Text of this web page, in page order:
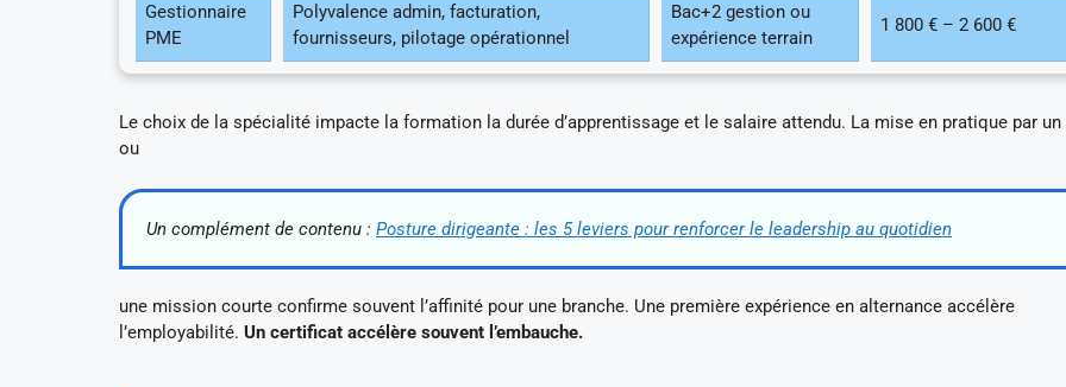
Gestionnaire
PME
Polyvalence admin, facturation,
fournisseurs, pilotage opérationnel
Bac+2 gestion ou
expérience terrain
1 800 € – 2 600 €
Le choix de la spécialité impacte la formation la durée d’apprentissage et le salaire attendu. La mise en pratique par un
ou
Un complément de contenu : Posture dirigeante : les 5 leviers pour renforcer le leadership au quotidien
une mission courte confirme souvent l’affinité pour une branche. Une première expérience en alternance accélère
l’employabilité. Un certificat accélère souvent l’embauche.